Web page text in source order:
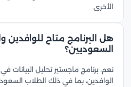
الأخرى.
هل البرنامج متاح للوافدين
السعوديين؟
نعم، برنامج ماجستير تحليل البيانات
الوافدين، بما في ذلك الطلاب